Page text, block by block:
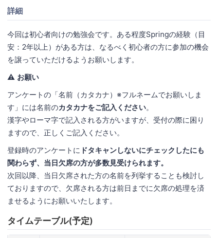
詳細
今回は初心者向けの勉強会です。ある程度Springの経験（目
安：2年以上）がある方は、なるべく初心者の方に参加の機会
を譲っていただけるようお願いします。
⚠️ お願い
アンケートの「名前（カタカナ）※フルネームでお願いしま
す」には名前のカタカナをご記入ください。
漢字やローマ字で記入される方がいますが、受付の際に困り
ますので、正しくご記入ください。
登録時のアンケートに ドタキャンしないにチェックしたにも
関わらず、当日欠席の方が多数見受けられます。
次回以降、当日欠席された方の名前を列挙することも検討し
ておりますので、欠席される方は前日までに欠席の処理を済
ませるようにお願いいたします。
タイムテーブル(予定)